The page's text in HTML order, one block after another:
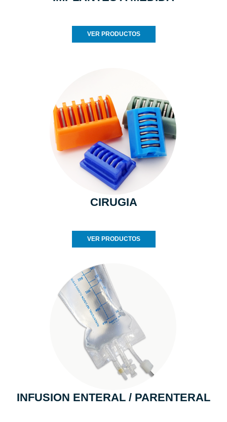
VER PRODUCTOS
CIRUGIA
VER PRODUCTOS
INFUSION ENTERAL / PARENTERAL